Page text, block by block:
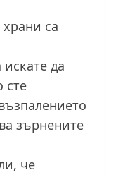
са
да
сте
зърнените
че